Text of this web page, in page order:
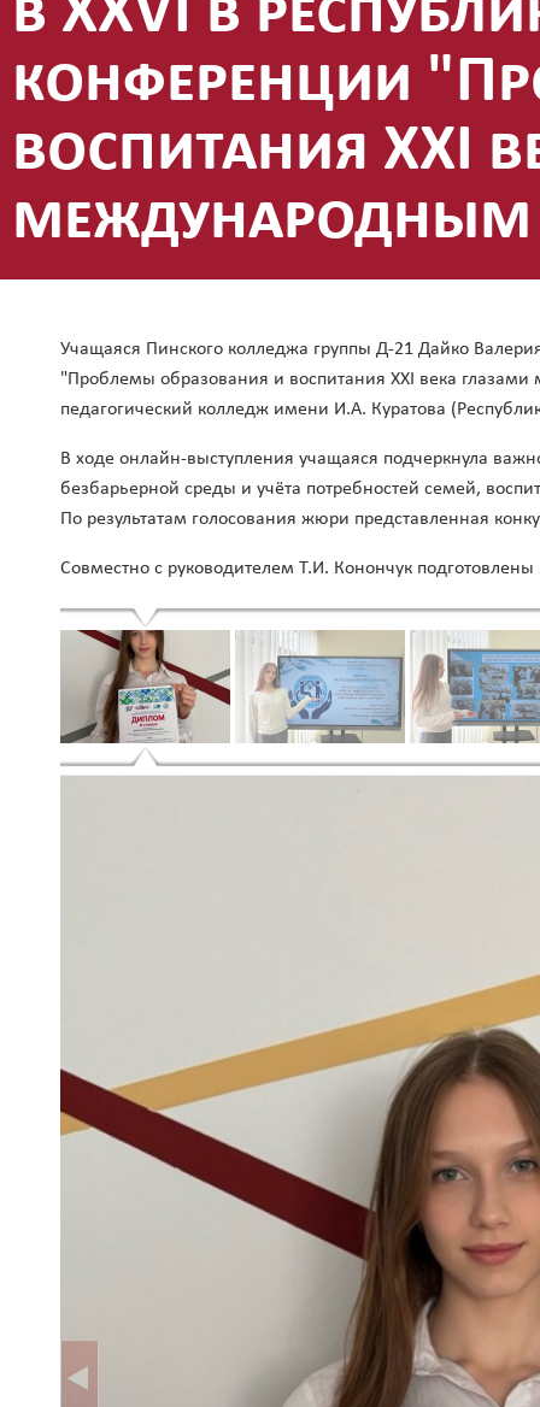
в XXVI в
конференции
воспитания XXI
международным
Учащаяся Пинского колледжа группы Д-21 Дайко
"Проблемы образования и воспитания XXI века
педагогический колледж имени И.А. Куратова
В ходе онлайн-выступления учащаяся подчеркнула
безбарьерной среды и учёта потребностей семей,
По результатам голосования жюри представленная
Совместно с руководителем Т.И. Конончук